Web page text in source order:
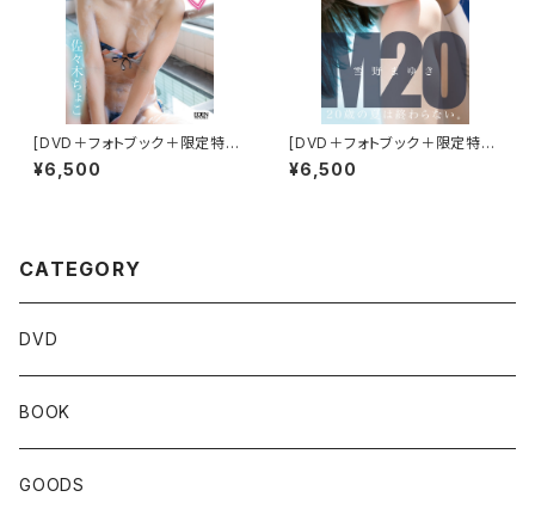
[DVD＋フォトブック＋限定特典
付き] 佐々木ちょこ／くちどけ
¥6,500
[DVD＋フォトブック＋限定特典
付き]雪野まゆき／M２０ ２０歳
の夏は終わらない
¥6,500
CATEGORY
DVD
BOOK
GOODS